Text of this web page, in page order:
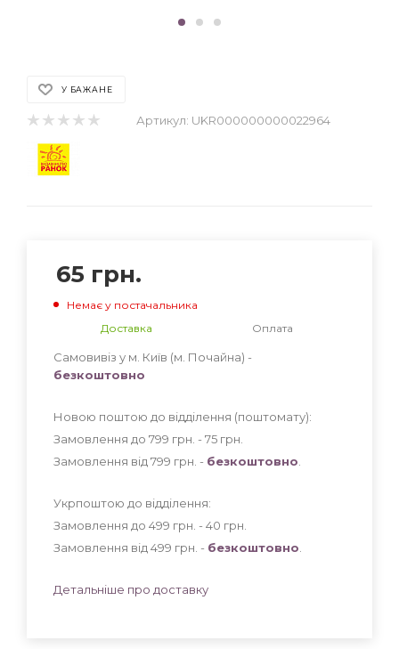
У БАЖАНЕ
Артикул: UKR000000000022964
65 грн.
Немає у постачальника
Доставка
Оплата
Самовивіз у м. Київ (м. Почайна) -
безкоштовно
Новою поштою до відділення (поштомату):
Замовлення до 799 грн. - 75 грн
Замовлення від 799 грн. - безкоштовно
Укрпоштою до відділення:
Замовлення до 499 грн. - 40 грн
Замовлення від 499 грн. - безкоштовно
Детальніше про доставку